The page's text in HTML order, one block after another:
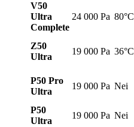
V50
Ultra
Complete
24 000 Pa 80°C
Z50
Ultra
19 000 Pa 36°C
P50 Pro
Ultra
19 000 Pa Nei
P50
Ultra
19 000 Pa Nei